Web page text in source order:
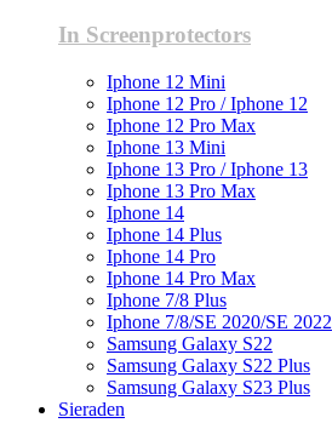
In Screenprotectors
Iphone 12 Mini
Iphone 12 Pro / Iphone 12
Iphone 12 Pro Max
Iphone 13 Mini
Iphone 13 Pro / Iphone 13
Iphone 13 Pro Max
Iphone 14
Iphone 14 Plus
Iphone 14 Pro
Iphone 14 Pro Max
Iphone 7/8 Plus
Iphone 7/8/SE 2020/SE 2022
Samsung Galaxy S22
Samsung Galaxy S22 Plus
Samsung Galaxy S23 Plus
Sieraden